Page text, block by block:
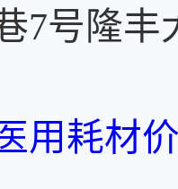
7号隆丰
用耗材